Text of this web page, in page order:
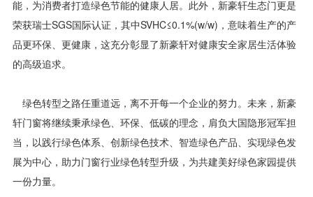
能，为消费者打造绿色节能的健康人居。此外，新豪轩生态门更是
荣获瑞士SGS国际认证，其中SVHC≤0.1%(w/w)，意味着生产的产
品更环保、更健康，这充分彰显了新豪轩对健康安全家居生活体验
的高级追求。
绿色转型之路任重道远，离不开每一个企业的努力。未来，新豪
轩门窗将继续秉承绿色、环保、低碳的理念，肩负大国隐形冠军担
当，以践行绿色体系、创新绿色技术、智造绿色产品、实现绿色发
展为中心，助力门窗行业绿色转型升级，为共建美好绿色家园提供
一份力量。